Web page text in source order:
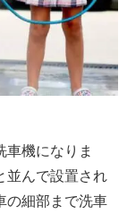
車機になりま
並んで設置され
の細部まで洗車